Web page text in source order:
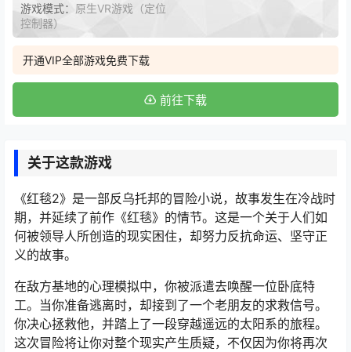
游戏模式： 原生VR游戏（定位
控制器）
开通VIP全部游戏免费下载
前往下载
关于这款游戏
《红毯2》是一部反乌托邦的冒险小说，故事发生在冷战时
期，并延续了前作《红毯》的情节。这是一个关于人们如
何被领导人所创造的现实困住，却努力反抗命运、坚守正
义的故事。
在敌方基地的心理模拟中，你被派遣去唤醒一位卧底特
工。当你准备逃离时，却接到了一个老朋友的求救信号。
你决心拯救他，并踏上了一段穿越遥远的太阳系的旅程。
这次冒险将让你对整个现实产生质疑，不仅因为你将再次